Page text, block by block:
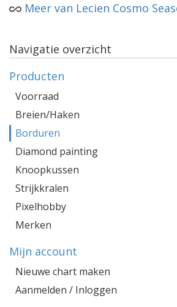
Meer van Lecien Cosmo
Navigatie overzicht
Producten
Voorraad
Breien/Haken
Borduren
Diamond painting
Knoopkussen
Strijkkralen
Pixelhobby
Merken
Mijn account
Nieuwe chart maken
Aanmelden / Inloggen